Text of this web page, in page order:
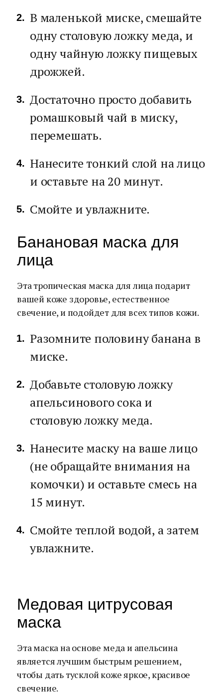
В маленькой миске, смешайте
одну столовую ложку меда, и
одну чайную ложку пищевых
дрожжей.
Достаточно просто добавить
ромашковый чай в миску,
перемешать.
Нанесите тонкий слой на лицо
и оставьте на 20 минут.
Смойте и увлажните.
Банановая маска для
лица
Эта тропическая маска для лица подарит
вашей коже здоровье, естественное
свечение, и подойдет для всех типов кожи.
Разомните половину банана в
миске.
Добавьте столовую ложку
апельсинового сока и
столовую ложку меда.
Нанесите маску на ваше лицо
(не обращайте внимания на
комочки) и оставьте смесь на
15 минут.
Смойте теплой водой, а затем
увлажните.
Медовая цитрусовая
маска
Эта маска на основе меда и апельсина
является лучшим быстрым решением,
чтобы дать тусклой коже яркое, красивое
свечение.